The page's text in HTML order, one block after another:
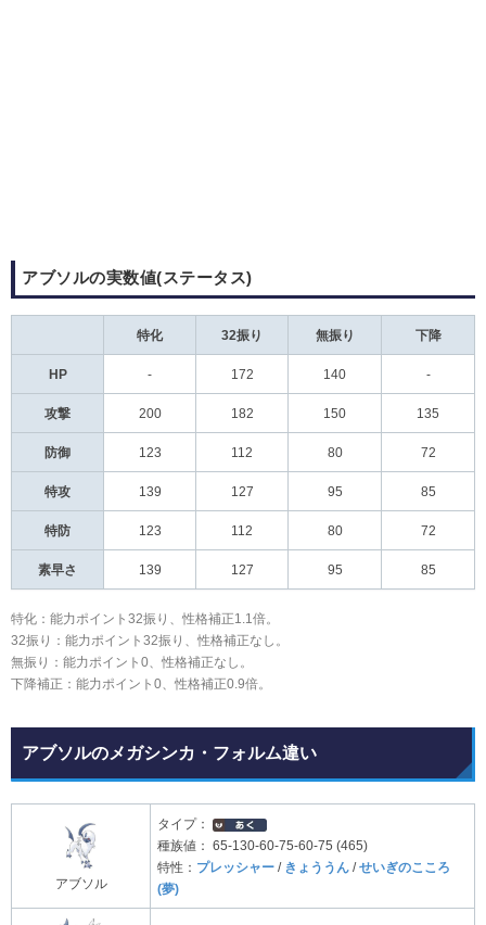
アブソルの実数値(ステータス)
特化 32振り 無振り 下降
HP - 172 140 -
攻撃 200 182 150 135
防御 123 112 80 72
特攻 139 127 95 85
特防 123 112 80 72
素早さ 139 127 95 85
特化：能力ポイント32振り、性格補正1.1倍。
32振り：能力ポイント32振り、性格補正なし。
無振り：能力ポイント0、性格補正なし。
下降補正：能力ポイント0、性格補正0.9倍。
アブソルのメガシンカ・フォルム違い
アブソル
タイプ：
種族値：
65-130-60-75-60-75 (465)
特性： プレッシャー / きょううん /せいぎのこころ
(夢)